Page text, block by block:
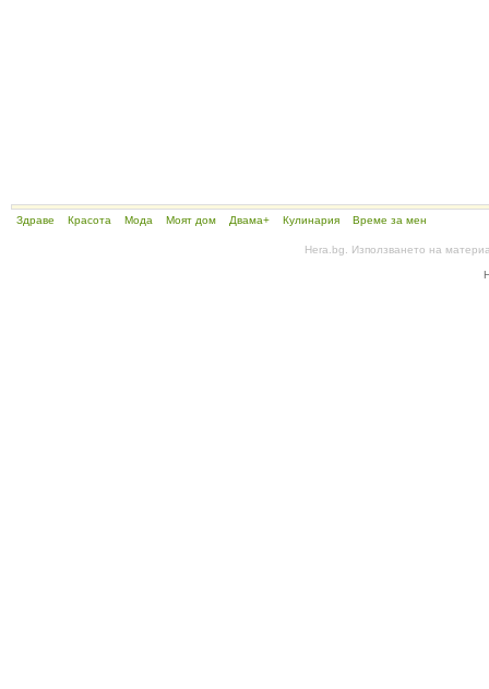
Здраве Красота Мода Моят дом Двама+ Кулинария Време за мен
Hera.bg. Използването на